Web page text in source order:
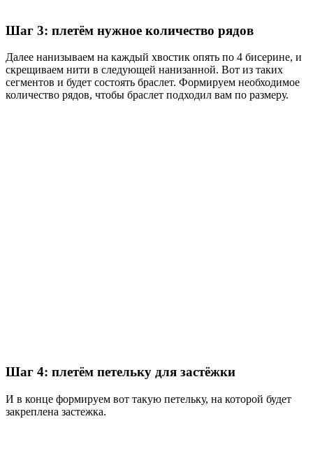
Шаг 3: плетём нужное количество рядов
Далее нанизываем на каждый хвостик опять по 4 бисерине, и
скрещиваем нити в следующей нанизанной. Вот из таких
сегментов и будет состоять браслет. Формируем необходимое
количество рядов, чтобы браслет подходил вам по размеру.
Шаг 4: плетём петельку для застёжки
И в конце формируем вот такую петельку, на которой будет
закреплена застежка.